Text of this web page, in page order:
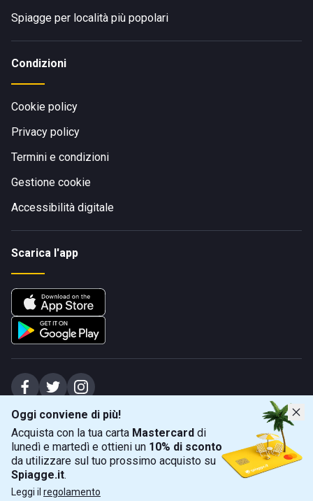
Oggi conviene di più!
Acquista con la tua carta Mastercard di
lunedì e martedì e ottieni un 10% di sconto
da utilizzare sul tuo prossimo acquisto su
Spiagge.it.
Leggi il regolamento
Spiagge per località più popolari
Condizioni
Cookie policy
Privacy policy
Termini e condizioni
Gestione cookie
Accessibilità digitale
Scarica l'app
Spiagge Srl - Sede legale: Via Marecchiese 48, 47923 Rimini (RN), IT -
capitale sociale Euro 31245,57 - Iscritta al registro delle imprese di Rimini
Sede operativa: Via Flaminia 180, 47924 Rimini (RN), IT
+39 0541 772375
info@spiagge.it - p.i./c.f. 04536640404
© 2026 Spiagge Srl. Tutti i diritti riservati.